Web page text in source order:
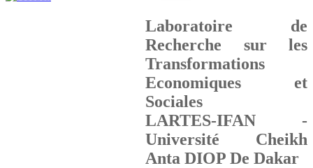
Laboratoire de
Recherche sur les
Transformations
Economiques et
Sociales
LARTES-IFAN -
Université Cheikh
Anta DIOP De Dakar